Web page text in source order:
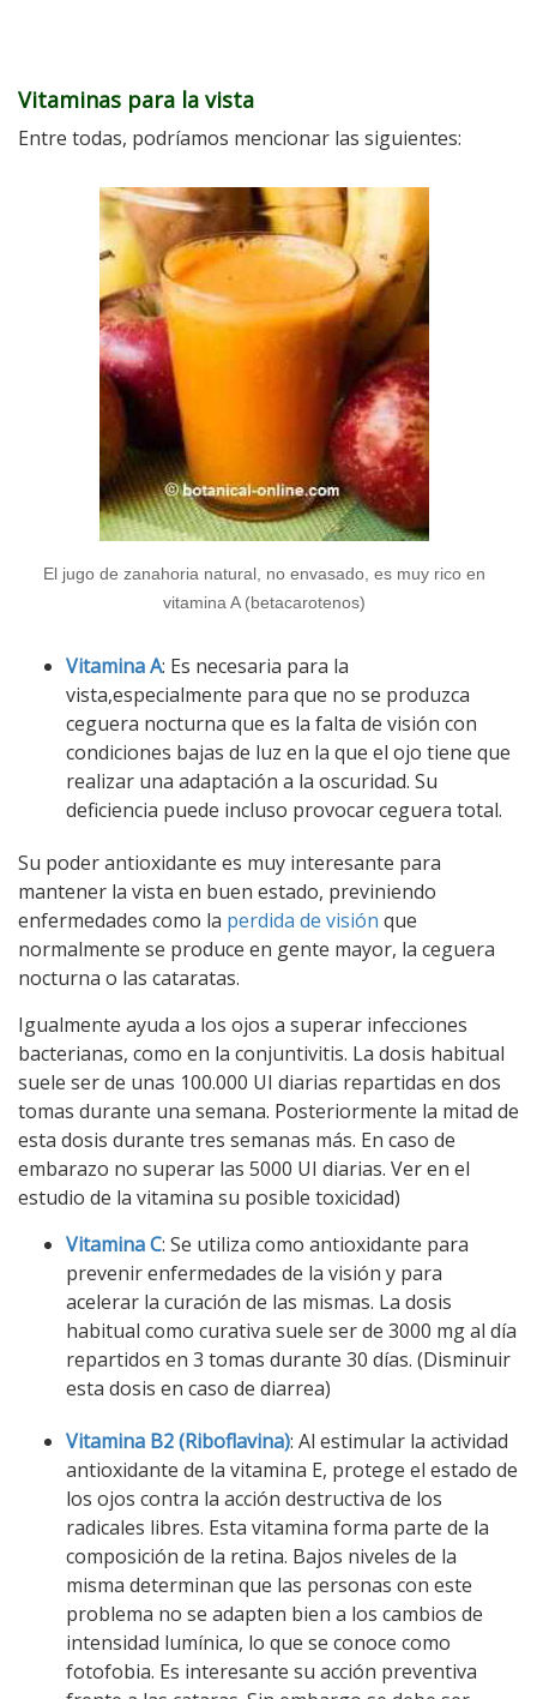
Vitaminas para la vista
Entre todas, podríamos mencionar las siguientes:
El jugo de zanahoria natural, no envasado, es muy rico en
vitamina A (betacarotenos)
Vitamina A: Es necesaria para la
vista,especialmente para que no se produzca
ceguera nocturna que es la falta de visión con
condiciones bajas de luz en la que el ojo tiene que
realizar una adaptación a la oscuridad. Su
deficiencia puede incluso provocar ceguera total.
Su poder antioxidante es muy interesante para
mantener la vista en buen estado, previniendo
enfermedades como la perdida de visión que
normalmente se produce en gente mayor, la ceguera
nocturna o las cataratas.
Igualmente ayuda a los ojos a superar infecciones
bacterianas, como en la conjuntivitis. La dosis habitual
suele ser de unas 100.000 UI diarias repartidas en dos
tomas durante una semana. Posteriormente la mitad de
esta dosis durante tres semanas más. En caso de
embarazo no superar las 5000 UI diarias. Ver en el
estudio de la vitamina su posible toxicidad)
Vitamina C: Se utiliza como antioxidante para
prevenir enfermedades de la visión y para
acelerar la curación de las mismas. La dosis
habitual como curativa suele ser de 3000 mg al día
repartidos en 3 tomas durante 30 días. (Disminuir
esta dosis en caso de diarrea)
Vitamina B2 (Riboflavina): Al estimular la actividad
antioxidante de la vitamina E, protege el estado de
los ojos contra la acción destructiva de los
radicales libres. Esta vitamina forma parte de la
composición de la retina. Bajos niveles de la
misma determinan que las personas con este
problema no se adapten bien a los cambios de
intensidad lumínica, lo que se conoce como
fotofobia. Es interesante su acción preventiva